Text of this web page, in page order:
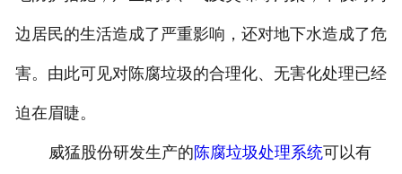
边居民的生活造成了严重影响，还对地下水造成了危
害。由此可见对陈腐垃圾的合理化、无害化处理已经
迫在眉睫。
威猛股份研发生产的陈腐垃圾处理系统可以有